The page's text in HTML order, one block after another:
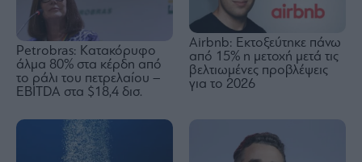
Petrobras: Kατακόρυφο
άλμα 80% στα κέρδη από
το ράλι του πετρελαίου –
EBITDA στα $18,4 δισ.
Airbnb: Εκτοξεύτηκε πάνω
από 15% η μετοχή μετά τις
βελτιωμένες προβλέψεις
για το 2026